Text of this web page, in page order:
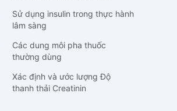
Sử dụng insulin trong thực hành
lâm sàng
Các dung môi pha thuốc
thường dùng
Xác định và ước lượng Độ
thanh thải Creatinin